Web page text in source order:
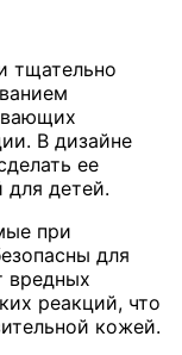
тщательно
В дизайне
ее
для детей.
при
для
вредных
реакций, что
кожей.